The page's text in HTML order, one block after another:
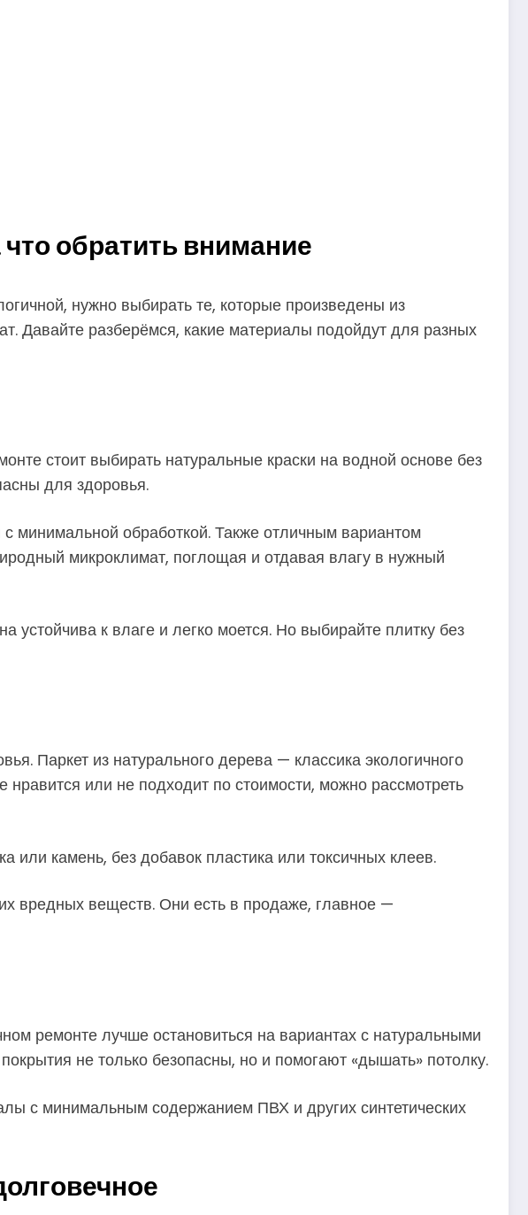
обратить внимание
нужно выбирать те, которые произведены из
Давайте разберёмся, какие материалы подойдут для разных
стоит выбирать натуральные краски на водной основе без
для здоровья.
минимальной обработкой. Также отличным вариантом
микроклимат, поглощая и отдавая влагу в нужный
к влаге и легко моется. Но выбирайте плитку без
Паркет из натурального дерева — классика экологичного
или не подходит по стоимости, можно рассмотреть
или камень, без добавок пластика или токсичных клеев.
вредных веществ. Они есть в продаже, главное —
ремонте лучше остановиться на вариантах с натуральными
не только безопасны, но и помогают «дышать» потолку.
с минимальным содержанием ПВХ и других синтетических